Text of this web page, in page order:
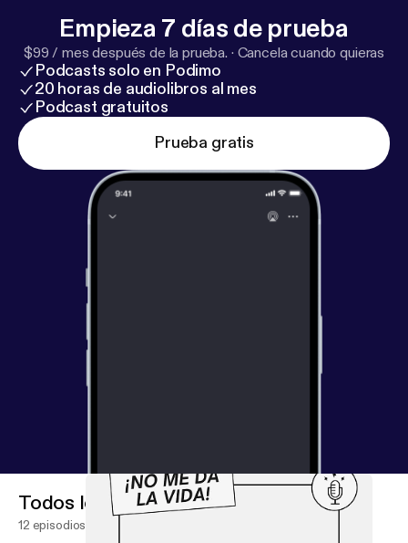
páginas web: -> Marta Redondo @marta_ipes /
@ipes_psico / www.ipes.es -> Jana Fernández:
@janafr / www.janafernandez.es
Empieza 7 días de prueba
$99 / mes después de la prueba. · Cancela cuando quieras
Podcasts solo en Podimo
20 horas de audiolibros al mes
Podcast gratuitos
Prueba gratis
Todos los episodios
12 episodios